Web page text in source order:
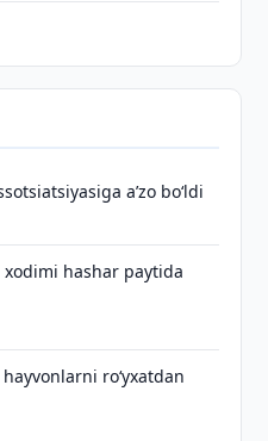
aʼzo bo‘ldi
xodimi hashar paytida
ro‘yxatdan